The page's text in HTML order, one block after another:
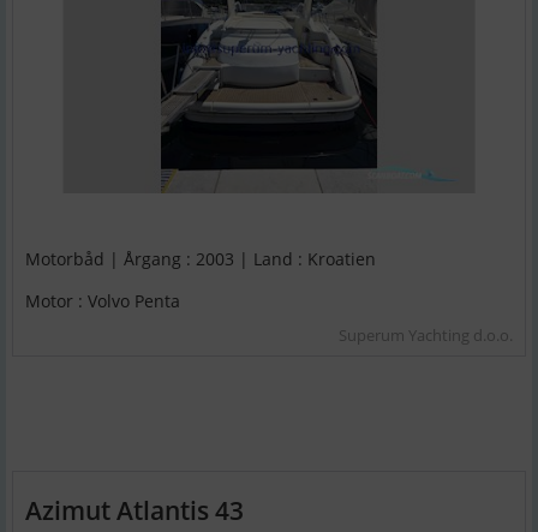
Motorbåd | Årgang : 2003 | Land : Kroatien
Motor : Volvo Penta
Superum Yachting d.o.o.
Azimut Atlantis 43